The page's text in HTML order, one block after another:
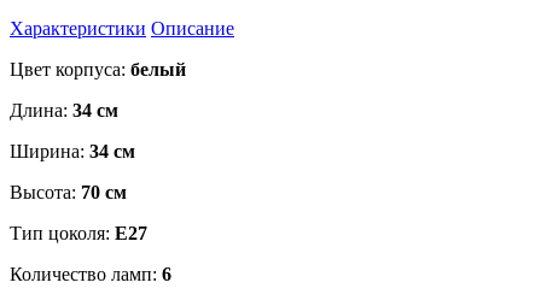
Характеристики Описание
Цвет корпуса: белый
Длина: 34 см
Ширина: 34 см
Высота: 70 см
Тип цоколя: E27
Количество ламп: 6